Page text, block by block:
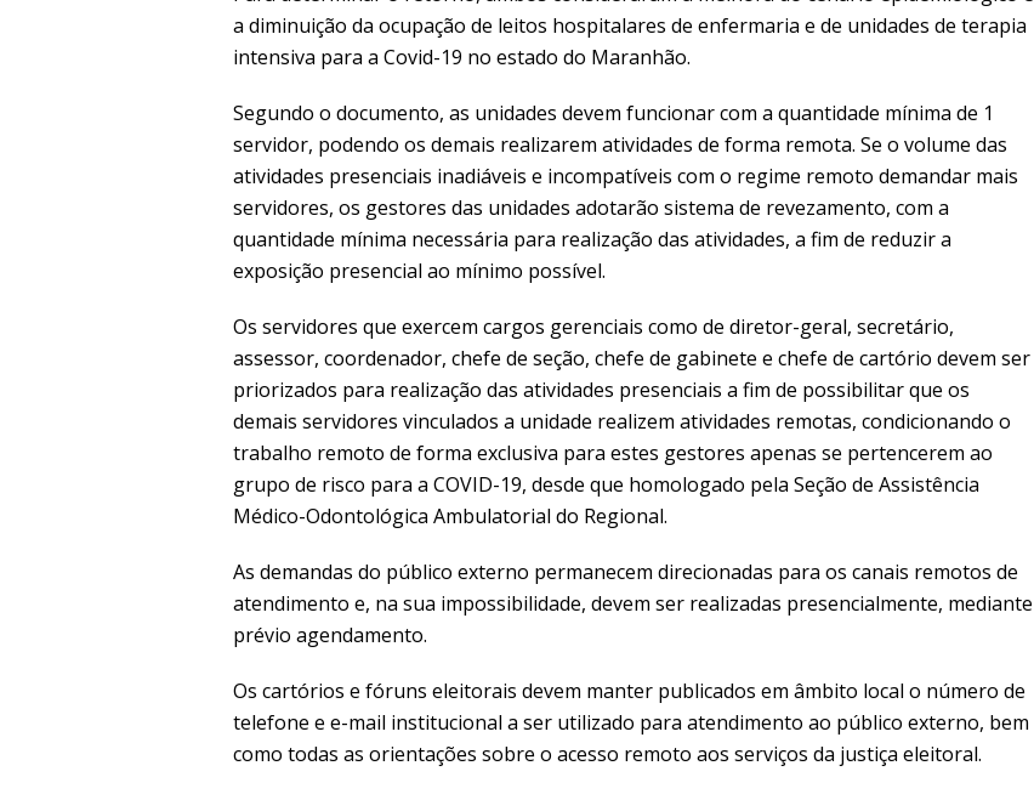
a diminuição da ocupação de leitos hospitalares de enfermaria e de unidades de terapia
intensiva para a Covid-19 no estado do Maranhão.
Segundo o documento, as unidades devem funcionar com a quantidade mínima de 1
servidor, podendo os demais realizarem atividades de forma remota. Se o volume das
atividades presenciais inadiáveis e incompatíveis com o regime remoto demandar mais
servidores, os gestores das unidades adotarão sistema de revezamento, com a
quantidade mínima necessária para realização das atividades, a fim de reduzir a
exposição presencial ao mínimo possível.
Os servidores que exercem cargos gerenciais como de diretor-geral, secretário,
assessor, coordenador, chefe de seção, chefe de gabinete e chefe de cartório devem ser
priorizados para realização das atividades presenciais a fim de possibilitar que os
demais servidores vinculados a unidade realizem atividades remotas, condicionando o
trabalho remoto de forma exclusiva para estes gestores apenas se pertencerem ao
grupo de risco para a COVID-19, desde que homologado pela Seção de Assistência
Médico-Odontológica Ambulatorial do Regional.
As demandas do público externo permanecem direcionadas para os canais remotos de
atendimento e, na sua impossibilidade, devem ser realizadas presencialmente, mediante
prévio agendamento.
Os cartórios e fóruns eleitorais devem manter publicados em âmbito local o número de
telefone e e-mail institucional a ser utilizado para atendimento ao público externo, bem
como todas as orientações sobre o acesso remoto aos serviços da justiça eleitoral.